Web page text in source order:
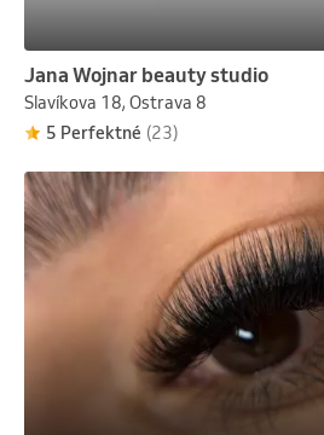
Jana Wojnar beauty studio
Slavíkova 18, Ostrava 8
5 Perfektné (23)